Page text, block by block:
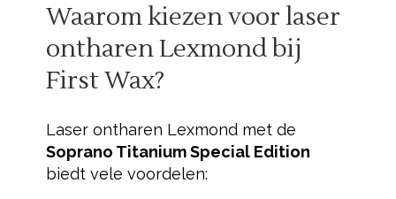
Waarom kiezen voor laser
ontharen Lexmond bij
First Wax?
Laser ontharen Lexmond met de
Soprano Titanium Special Edition
biedt vele voordelen: